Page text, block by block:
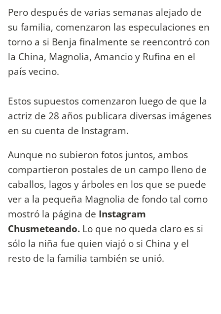
Pero después de varias semanas alejado de
su familia, comenzaron las especulaciones en
torno a si Benja finalmente se reencontró con
la China, Magnolia, Amancio y Rufina en el
país vecino.
Estos supuestos comenzaron luego de que la
actriz de 28 años publicara diversas imágenes
en su cuenta de Instagram.
Aunque no subieron fotos juntos, ambos
compartieron postales de un campo lleno de
caballos, lagos y árboles en los que se puede
ver a la pequeña Magnolia de fondo tal como
mostró la página de Instagram
Chusmeteando. Lo que no queda claro es si
sólo la niña fue quien viajó o si China y el
resto de la familia también se unió.